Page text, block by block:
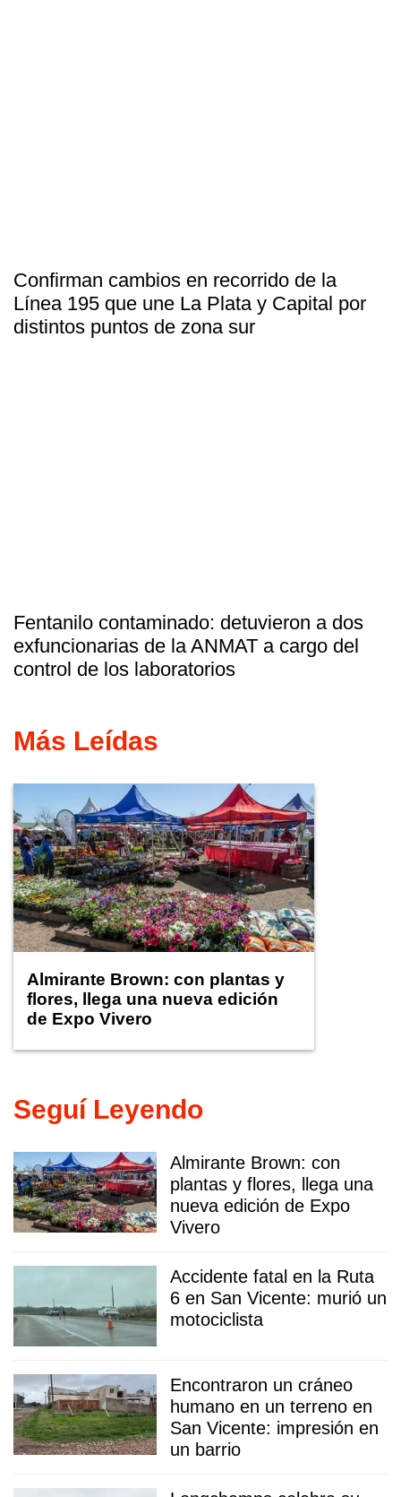
Confirman cambios en recorrido de la
Línea 195 que une La Plata y Capital por
distintos puntos de zona sur
Fentanilo contaminado: detuvieron a dos
exfuncionarias de la ANMAT a cargo del
control de los laboratorios
Más Leídas
Almirante Brown: con plantas y
flores, llega una nueva edición
de Expo Vivero
Seguí Leyendo
Almirante Brown: con
plantas y flores, llega una
nueva edición de Expo
Vivero
Accidente fatal en la Ruta
6 en San Vicente: murió un
motociclista
Encontraron un cráneo
humano en un terreno en
San Vicente: impresión en
un barrio